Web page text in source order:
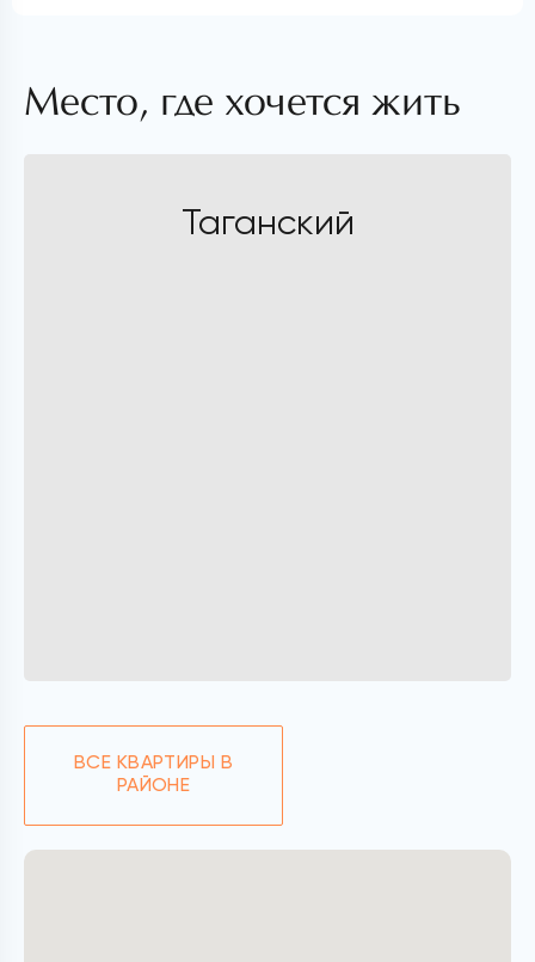
Место, где хочется жить
Таганский
ВСЕ КВАРТИРЫ В
РАЙОНЕ